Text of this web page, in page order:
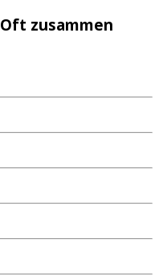
Oft zusammen